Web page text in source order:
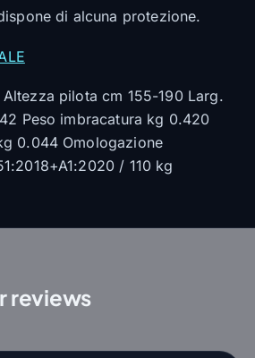
di alcuna protezione.
Altezza pilota cm 155-190 Larg.
Peso imbracatura kg 0.420
0.044 Omologazione
/ 110 kg
reviews